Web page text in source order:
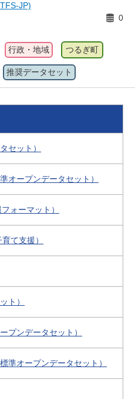
JP)
0
行政・地域 つるぎ町
推奨データセット
セット）
オープンデータセット）
ォーマット）
て支援）
ト）
プンデータセット）
準オープンデータセット）